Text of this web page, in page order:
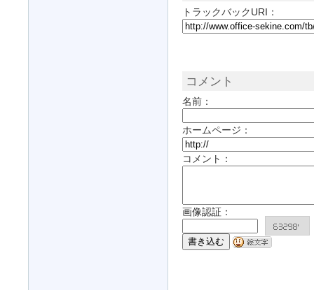
トラックバックURI：
コメント
名前：
ホームページ：
コメント：
画像認証：